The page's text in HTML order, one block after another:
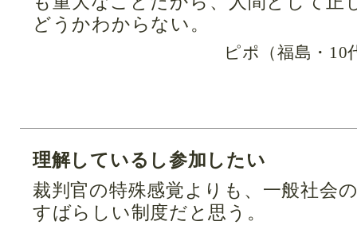
どうかわからない。
ピポ（福島・10
理解しているし参加したい
裁判官の特殊感覚よりも、一般社会
すばらしい制度だと思う。